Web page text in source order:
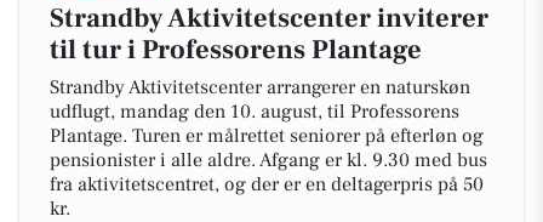
Strandby Aktivitetscenter inviterer
til tur i Professorens Plantage
Strandby Aktivitetscenter arrangerer en naturskøn
udflugt, mandag den 10. august, til Professorens
Plantage. Turen er målrettet seniorer på efterløn og
pensionister i alle aldre. Afgang er kl. 9.30 med bus
fra aktivitetscentret, og der er en deltagerpris på 50
kr.